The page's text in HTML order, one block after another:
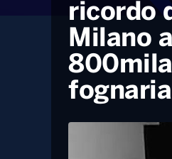
ricordo
Milano
fognaria